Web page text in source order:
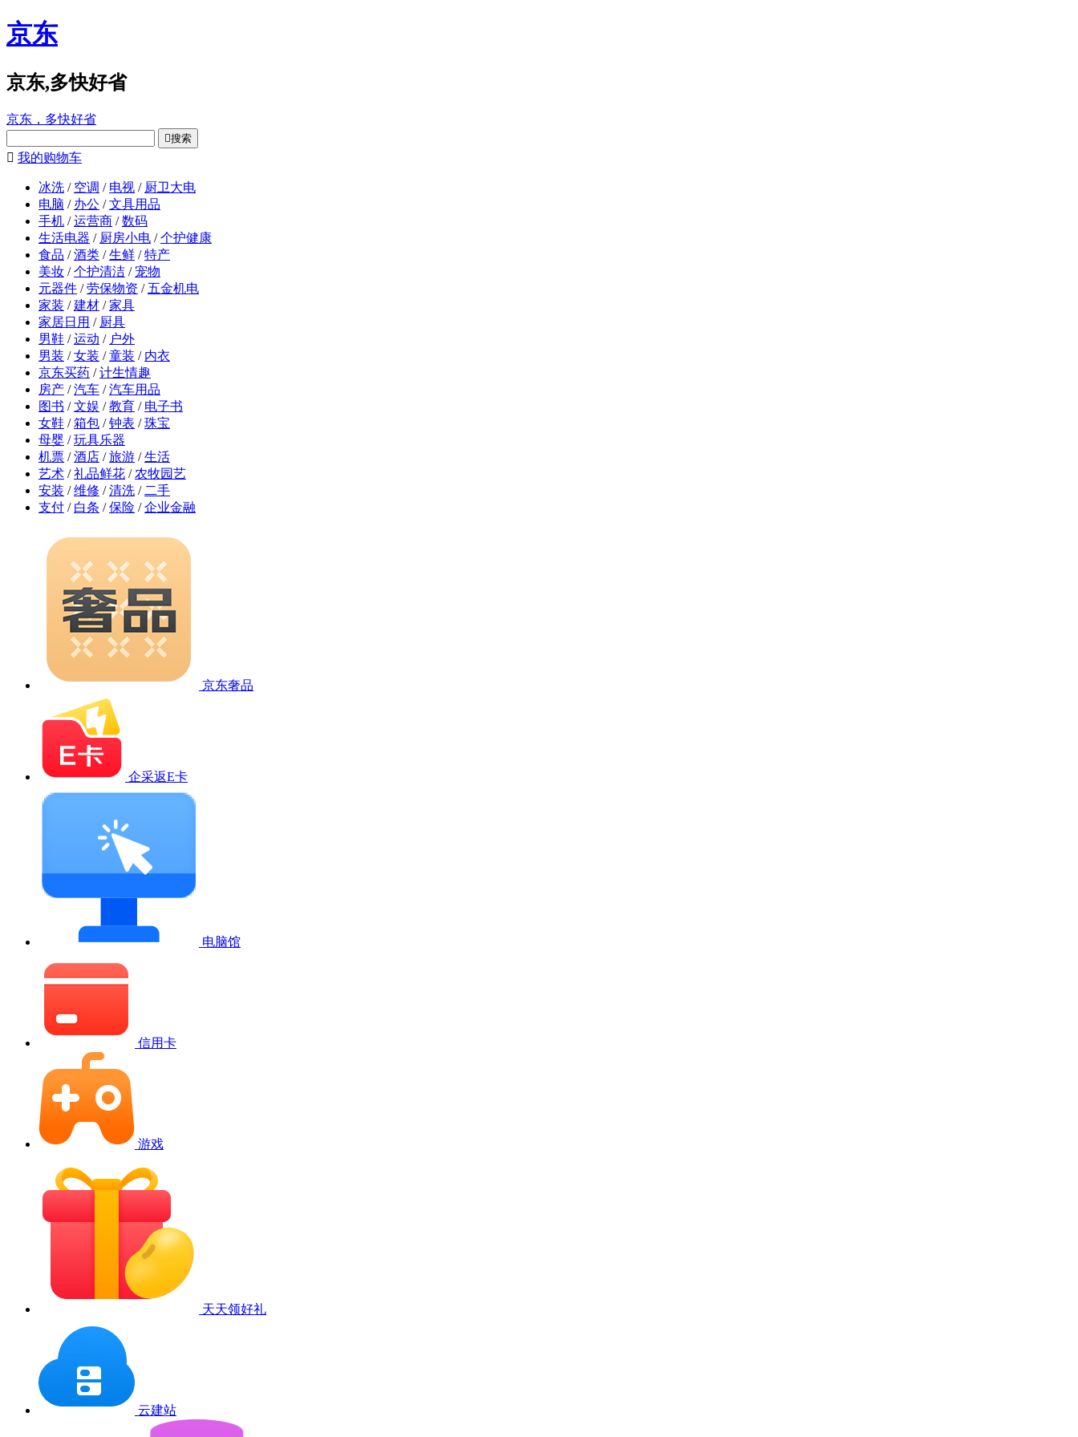
京东
京东,多快好省
京东，多快好省
搜索
 我的购物车
冰洗 / 空调 / 电视 / 厨卫大电
电脑 / 办公 / 文具用品
手机 / 运营商 / 数码
生活电器 / 厨房小电 / 个护健康
食品 / 酒类 / 生鲜 / 特产
美妆 / 个护清洁 / 宠物
元器件 / 劳保物资 / 五金机电
家装 / 建材 / 家具
家居日用 / 厨具
男鞋 / 运动 / 户外
男装 / 女装 / 童装 / 内衣
京东买药 / 计生情趣
房产 / 汽车 / 汽车用品
图书 / 文娱 / 教育 / 电子书
女鞋 / 箱包 / 钟表 / 珠宝
母婴 / 玩具乐器
机票 / 酒店 / 旅游 / 生活
艺术 / 礼品鲜花 / 农牧园艺
安装 / 维修 / 清洗 / 二手
支付 / 白条 / 保险 / 企业金融
京东奢品
企采返E卡
电脑馆
信用卡
游戏
天天领好礼
云建站